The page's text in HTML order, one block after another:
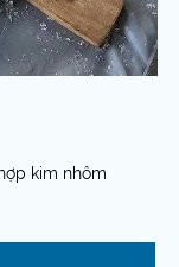
kim nhôm